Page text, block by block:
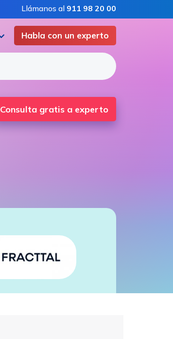
Llámanos al 911 98 20 00
Habla con un experto
Consulta gratis a experto